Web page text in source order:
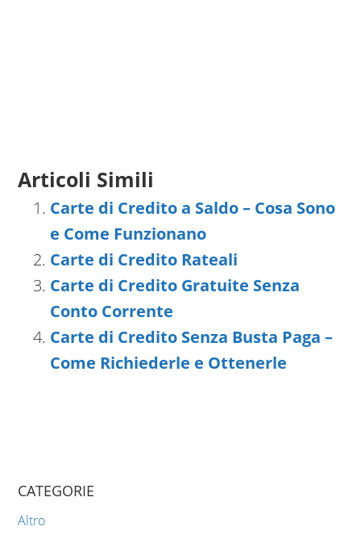
Articoli Simili
Carte di Credito a Saldo – Cosa Sono
e Come Funzionano
Carte di Credito Rateali
Carte di Credito Gratuite Senza
Conto Corrente
Carte di Credito Senza Busta Paga –
Come Richiederle e Ottenerle
CATEGORIE
Altro